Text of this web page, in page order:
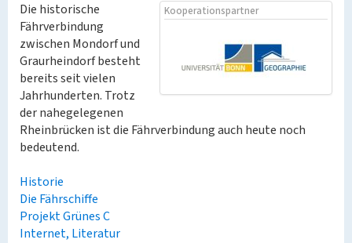
Kooperationspartner
Die historische
Fährverbindung
zwischen Mondorf und
Graurheindorf besteht
bereits seit vielen
Jahrhunderten. Trotz
der nahegelegenen
Rheinbrücken ist die Fährverbindung auch heute noch
bedeutend.
Historie
Die Fährschiffe
Projekt Grünes C
Internet, Literatur